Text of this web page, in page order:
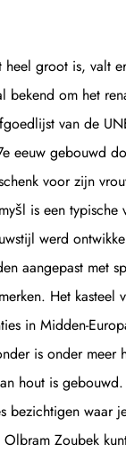
heel groot is, valt
bekend om het
van de
eeuw gebouwd
voor zijn
is een
werd
aangepast met
Het kasteel
in Midden-
is onder meer
hout is
bezichtigen waar
Zoubek